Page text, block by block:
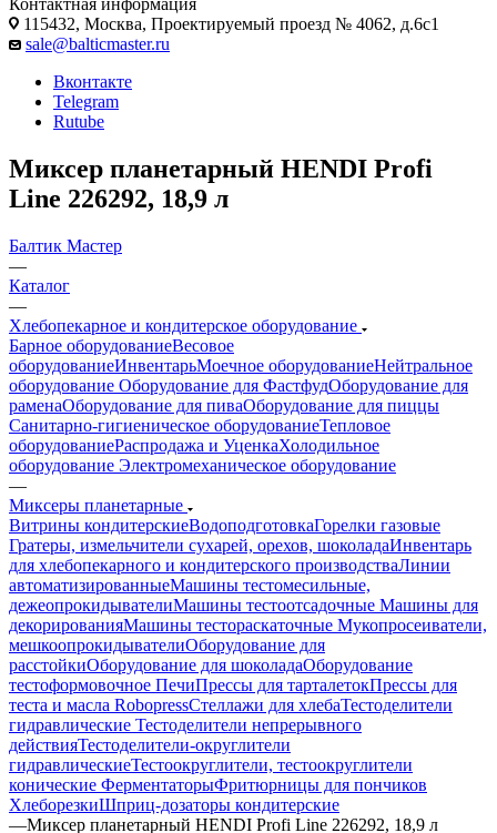
Контактная информация
115432, Москва, Проектируемый проезд № 4062, д.6с1
sale@balticmaster.ru
Вконтакте
Telegram
Rutube
Миксер планетарный HENDI Profi
Line 226292, 18,9 л
Балтик Мастер
—
Каталог
—
Хлебопекарное и кондитерское оборудование
Барное оборудованиеВесовое
оборудованиеИнвентарьМоечное оборудованиеНейтральное
оборудование Оборудование для ФастфудОборудование для
раменаОборудование для пиваОборудование для пиццы
Санитарно-гигиеническое оборудованиеТепловое
оборудованиеРаспродажа и УценкаХолодильное
оборудование Электромеханическое оборудование
—
Миксеры планетарные
Витрины кондитерскиеВодоподготовкаГорелки газовые
Гратеры, измельчители сухарей, орехов, шоколадаИнвентарь
для хлебопекарного и кондитерского производстваЛинии
автоматизированныеМашины тестомесильные,
дежеопрокидывателиМашины тестоотсадочные Машины для
декорированияМашины тестораскаточные Мукопросеиватели,
мешкоопрокидывателиОборудование для
расстойкиОборудование для шоколадаОборудование
тестоформовочное ПечиПрессы для тарталетокПрессы для
теста и масла RobopressСтеллажи для хлебаТестоделители
гидравлические Тестоделители непрерывного
действияТестоделители-округлители
гидравлическиеТестоокруглители, тестоокруглители
конические ФерментаторыФритюрницы для пончиков
ХлеборезкиШприц-дозаторы кондитерские
—Миксер планетарный HENDI Profi Line 226292, 18,9 л